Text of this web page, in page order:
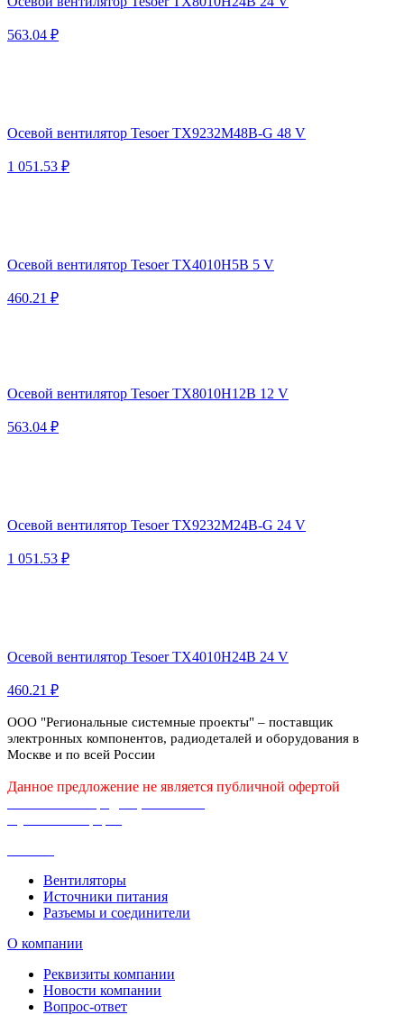
563.04 ₽
Осевой вентилятор Tesoer TX9232M48B-G 48 V
1 051.53 ₽
Осевой вентилятор Tesoer TX4010H5B 5 V
460.21 ₽
Осевой вентилятор Tesoer TX8010H12B 12 V
563.04 ₽
Осевой вентилятор Tesoer TX9232M24B-G 24 V
1 051.53 ₽
Осевой вентилятор Tesoer TX4010H24B 24 V
460.21 ₽
ООО "Региональные системные проекты" – поставщик
электронных компонентов, радиодеталей и оборудования в
Москве и по всей России
Данное предложение не является публичной офертой
Вентиляторы
Источники питания
Разъемы и соединители
О компании
Реквизиты компании
Новости компании
Вопрос-ответ